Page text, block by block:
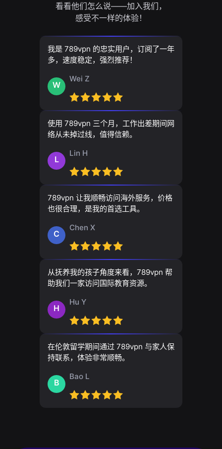
看看他们怎么说——加入我们，
感受不一样的体验！
我是 789vpn 的忠实用户，订阅了一年
多，速度稳定，强烈推荐！
W
Wei Z
使用 789vpn 三个月，工作出差期间网
络从未掉过线，值得信赖。
L
Lin H
789vpn 让我顺畅访问海外服务，价格
也很合理，是我的首选工具。
C
Chen X
从抚养我的孩子角度来看，789vpn 帮
助我们一家访问国际教育资源。
H
Hu Y
在伦敦留学期间通过 789vpn 与家人保
持联系，体验非常顺畅。
B
Bao L